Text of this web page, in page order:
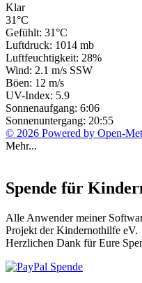
Klar
31°C
Gefühlt: 31°C
Luftdruck: 1014 mb
Luftfeuchtigkeit: 28%
Wind: 2.1 m/s SSW
Böen: 12 m/s
UV-Index: 5.9
Sonnenaufgang: 6:06
Sonnenuntergang: 20:55
© 2026 Powered by Open-
Mehr...
Spende für
Alle Anwender meiner
Projekt der Kindernothilfe eV.
Herzlichen Dank für Eure